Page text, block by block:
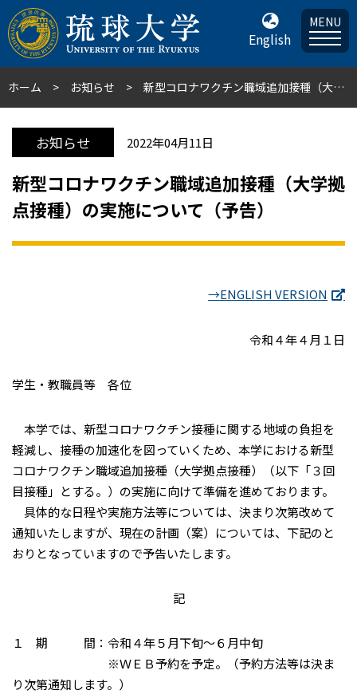
English
MENU
ホーム お知らせ 新型コロナワクチン職域追加接種（大学拠点接種）の実施について（予告）
お知らせ 2022年04月11日
新型コロナワクチン職域追加接種（大学拠
点接種）の実施について（予告）
→ENGLISH VERSION
令和４年４月１日
学生・教職員等 各位
本学では、新型コロナワクチン接種に関する地域の負担を
軽減し、接種の加速化を図っていくため、本学における新型
コロナワクチン職域追加接種（大学拠点接種）（以下「３回
目接種」とする。）の実施に向けて準備を進めております。
具体的な日程や実施方法等については、決まり次第改めて
通知いたしますが、現在の計画（案）については、下記のと
おりとなっていますので予告いたします。
記
１ 期 間：令和４年５月下旬～６月中旬
※ＷＥＢ予約を予定。（予約方法等は決ま
り次第通知します。）